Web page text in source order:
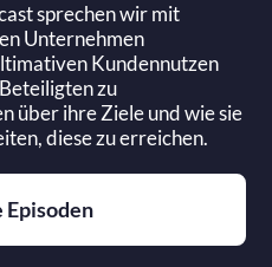
sprechen wir mit
Unternehmen
Kundennutzen
zu
über ihre Ziele und wie sie
diese zu erreichen.
Episoden